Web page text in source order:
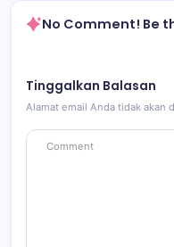
No Comment! Be
Tinggalkan Balasan
Alamat email Anda tidak akan